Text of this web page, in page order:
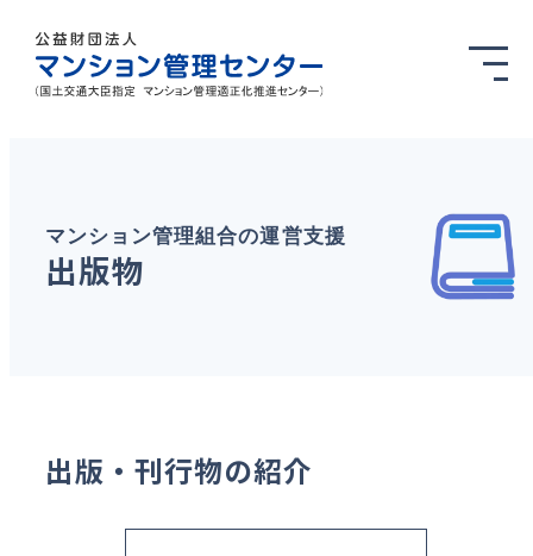
マンション管理組合の運営支援
出版物
出版・刊行物の紹介